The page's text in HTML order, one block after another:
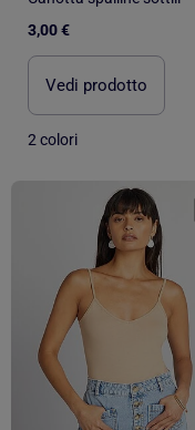
3,00 €
Vedi prodotto
2 colori